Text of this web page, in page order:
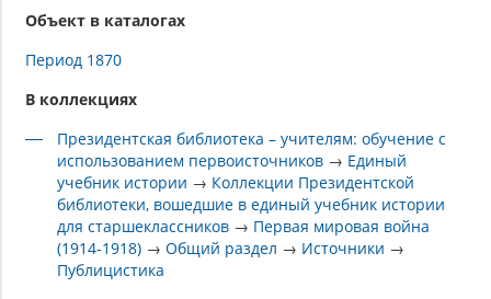
Объект в каталогах
Период 1870
В коллекциях
Президентская библиотека – учителям: обучение с
использованием первоисточников → Единый
учебник истории → Коллекции Президентской
библиотеки, вошедшие в единый учебник истории
для старшеклассников → Первая мировая война
(1914-1918) →Общий раздел → Источники →
Публицистика